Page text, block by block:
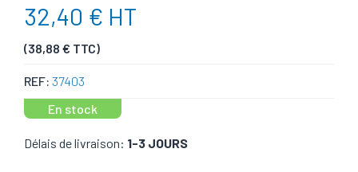
32,40 € HT
(38,88 € TTC)
REF: 37403
En stock
Délais de livraison: 1-3 JOURS